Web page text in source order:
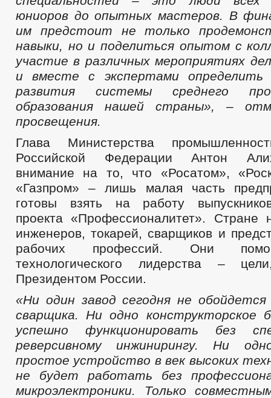
юниоров до опытных мастеров. В
им предстоит не только
навыки, но и поделиться опытом с
участие в различных мероприятиях
и вместе с экспертами определить
развития системы среднего
образования нашей страны», –
просвещения.
Глава Министерства
Российской Федерации Антон
внимание на то, что «Росатом»,
«Газпром» – лишь малая часть
готовы взять на работу
проекта «Профессионалитет». Стране
инженеров, токарей, сварщиков и
рабочих профессий. Они
технологического лидерства –
Президентом России.
«Ни один завод сегодня не
сварщика. Ни одно конструкторское
успешно функционировать без
реверсивному инжинирингу. Ни
простое устройство в век высоких
не будет работать без
микроэлектроники. Только